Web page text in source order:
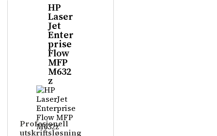
Profesjonell
utskriftsløsning
HP
Laser
Jet
Enter
prise
Flow
MFP
M632
z